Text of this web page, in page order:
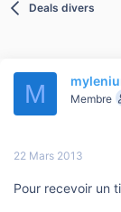
e
d
c
s
e
b
u
Deals divers
M Membre
22 Mars 2013
Pour recevoir un